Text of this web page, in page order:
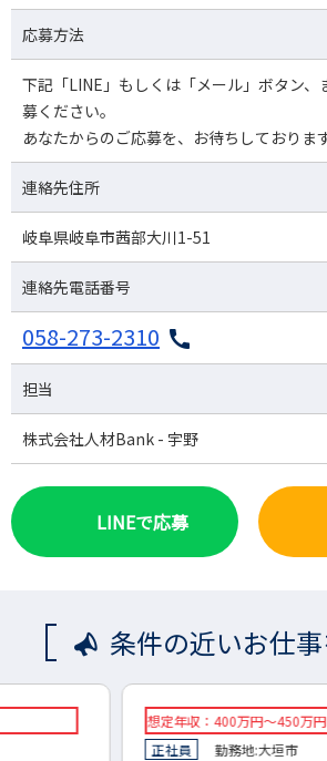
応募方法
下記「LINE」もしくは「メール」ボタン、
募ください。
あなたからのご応募を、お待ちしております
連絡先住所
岐阜県岐阜市茜部大川1-51
連絡先電話番号
058-273-2310
担当
株式会社人材Bank - 宇野
LINEで応募
条件の近いお仕事
想定年収：400万円～450万円
正社員
勤務地:大垣市